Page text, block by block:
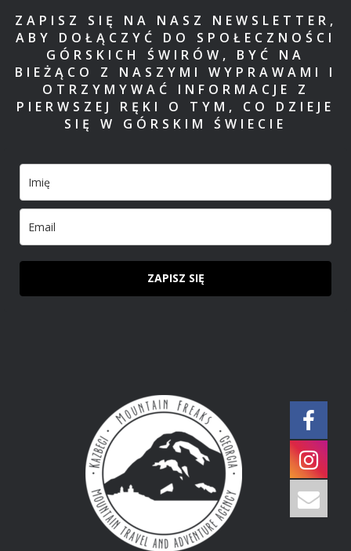
ZAPISZ SIĘ NA NASZ NEWSLETTER,
ABY DOŁĄCZYĆ DO SPOŁECZNOŚCI
GÓRSKICH ŚWIRÓW, BYĆ NA
BIEŻĄCO Z NASZYMI WYPRAWAMI I
OTRZYMYWAĆ INFORMACJE Z
PIERWSZEJ RĘKI O TYM, CO DZIEJE
SIĘ W GÓRSKIM ŚWIECIE
ZAPISZ SIĘ